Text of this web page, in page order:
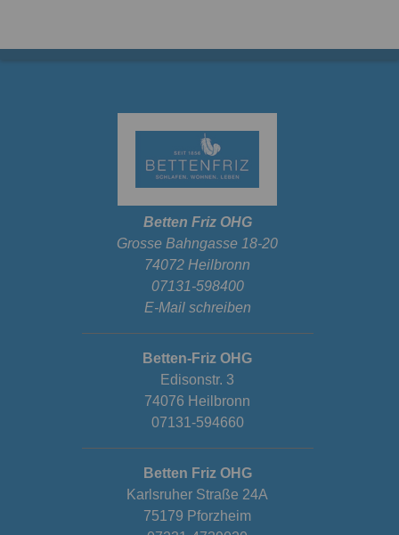
Betten Friz OHG
Grosse Bahngasse 18-20
74072 Heilbronn
07131-598400
E-Mail schreiben
Betten-Friz OHG
Edisonstr. 3
74076 Heilbronn
07131-594660
Betten Friz OHG
Karlsruher Straße 24A
75179 Pforzheim